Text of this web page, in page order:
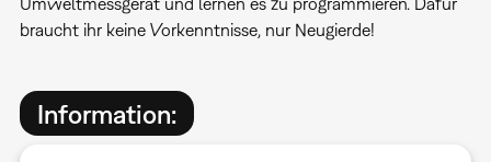
braucht ihr keine Vorkenntnisse, nur Neugierde!
Information: